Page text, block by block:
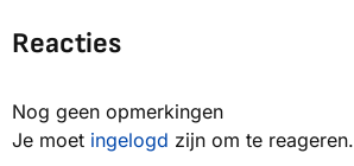
Reacties
Nog geen opmerkingen
Je moet ingelogd zijn om te reageren.